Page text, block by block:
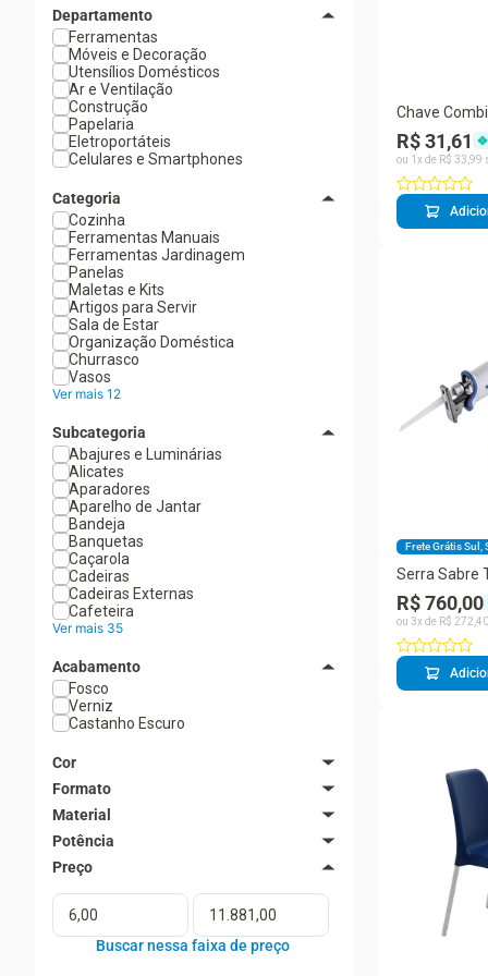
Departamento
Ferramentas
Móveis e Decoração
Utensílios Domésticos
Ar e Ventilação
Construção
Papelaria
Eletroportáteis
Celulares e Smartphones
Categoria
Cozinha
Ferramentas Manuais
Ferramentas Jardinagem
Panelas
Maletas e Kits
Artigos para Servir
Sala de Estar
Organização Doméstica
Churrasco
Vasos
Ver mais 12
Subcategoria
Abajures e Luminárias
Alicates
Aparadores
Aparelho de Jantar
Bandeja
Banquetas
Caçarola
Cadeiras
Cadeiras Externas
Cafeteira
Ver mais 35
Acabamento
Fosco
Verniz
Castanho Escuro
Cor
Amêndoa
Azul
Branco
Cinza
Inox
Laranja
Natural
Formato
Redondo
Material
Aço Inox
Alumínio
Poliamida
Poliamida + Componentes
Tecido 100% Algodão
Potência
9W (lâmpada + driver LED)
Chave
Tramontina
41128/119
R$ 31,61
ou 1 x de R$ 33 99
Frete Grátis Sul,
Serra Sabre
TOTAL 20V
Brushless
Metal
R$ 760,00
ou 3x de R$ 272 40